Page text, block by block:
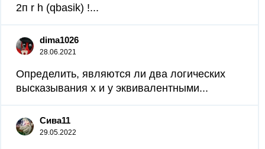
2п r h (qbasik) !...
dima1026
28.06.2021
Определить, являются ли два логических
высказывания x и y эквивалентными...
Сива11
29.05.2022